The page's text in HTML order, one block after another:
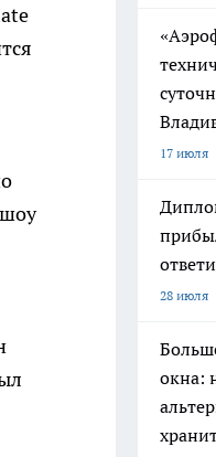
17 июля
28 июля
окна: